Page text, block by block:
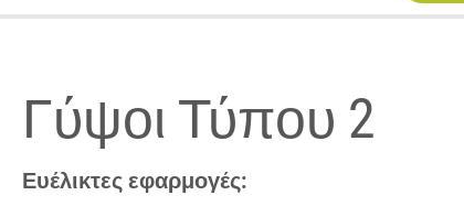
Γύψοι Τύπου 2
Ευέλικτες εφαρμογές: